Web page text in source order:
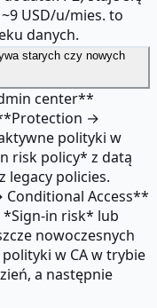
USD/u/mies. to
danych.
starych czy nowych
center**
→
polityki w
risk policy* z datą
legacy policies.
Access**
in risk* lub
nowoczesnych
w CA w trybie
a następnie